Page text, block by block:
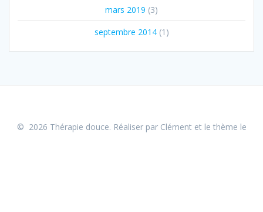
mars 2019 (3)
septembre 2014(1)
© 2026 Thérapie douce. Réaliser par Clément et le thème le